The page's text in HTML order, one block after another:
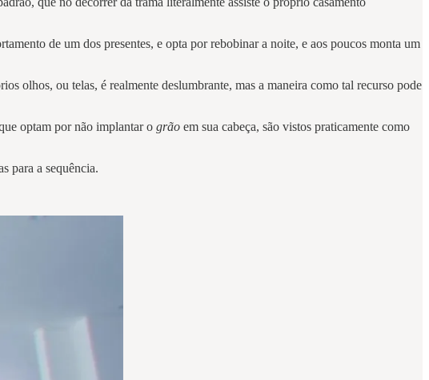
de um dos presentes, e opta por rebobinar a noite, e aos poucos monta um
olhos, ou telas, é realmente deslumbrante, mas a maneira como tal recurso pode
optam por não implantar o grão em sua cabeça, são vistos praticamente como
para a sequência.